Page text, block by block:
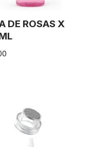
DE ROSAS X